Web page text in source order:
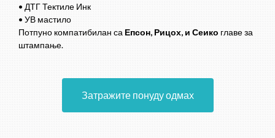
• ДТГ Тектиле Инк
• УВ мастило
Потпуно компатибилан са Епсон, Рицох, и Сеико главе за
штампање.
Затражите понуду одмах